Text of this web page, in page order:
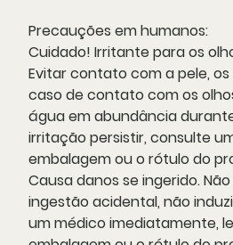
Precauções em humanos:
Cuidado! Irritante para os
Evitar contato com a pele, os
caso de contato com os
água em abundância
irritação persistir, consulte
embalagem ou o rótulo do
Causa danos se ingerido.
ingestão acidental, não
um médico imediatamente,